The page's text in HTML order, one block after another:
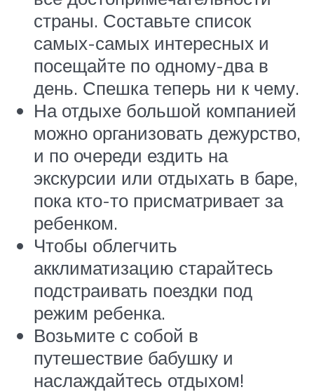
страны. Составьте список
самых-самых интересных и
посещайте по одному-два в
день. Спешка теперь ни к чему.
На отдыхе большой компанией
можно организовать дежурство,
и по очереди ездить на
экскурсии или отдыхать в баре,
пока кто-то присматривает за
ребенком.
Чтобы облегчить
акклиматизацию старайтесь
подстраивать поездки под
режим ребенка.
Возьмите с собой в
путешествие бабушку и
наслаждайтесь отдыхом!